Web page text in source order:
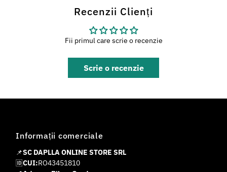
Recenzii Clienți
Fii primul care scrie o recenzie
Scrie o recenzie
Informații comerciale
📌SC DAPLLA ONLINE STORE SRL
🆔CUI:RO43451810